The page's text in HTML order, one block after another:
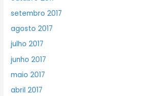
setembro 2017
agosto 2017
julho 2017
junho 2017
maio 2017
abril 2017